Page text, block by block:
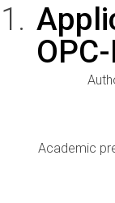
Academic